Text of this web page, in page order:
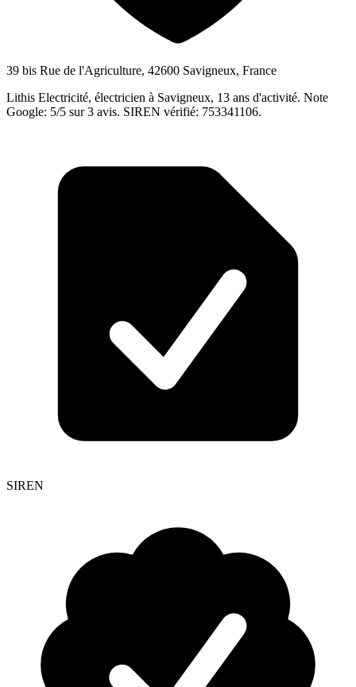
39 bis Rue de l'Agriculture, 42600 Savigneux, France
Lithis Electricité, électricien à Savigneux, 13 ans d'activité. Note
Google: 5/5 sur 3 avis. SIREN vérifié: 753341106.
SIREN